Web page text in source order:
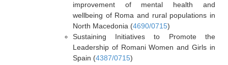
improvement of mental health and
wellbeing of Roma and rural populations in
North Macedonia (4690/0715)
Sustaining Initiatives to Promote the
Leadership of Romani Women and Girls in
Spain (4387/0715)